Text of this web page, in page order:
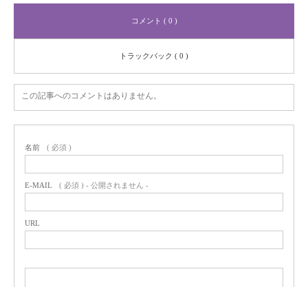
コメント ( 0 )
トラックバック ( 0 )
この記事へのコメントはありません。
名前 ( 必須 )
E-MAIL ( 必須 ) - 公開されません -
URL